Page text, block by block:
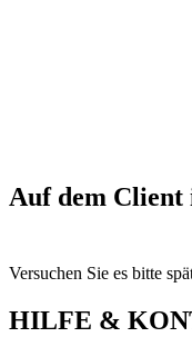
Auf dem Client
Versuchen Sie es bitte
HILFE &